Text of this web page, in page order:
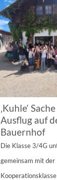
‚Kuhle‘
Ausflug auf
Bauernhof
Die Klasse 3/4G
gemeinsam mit der